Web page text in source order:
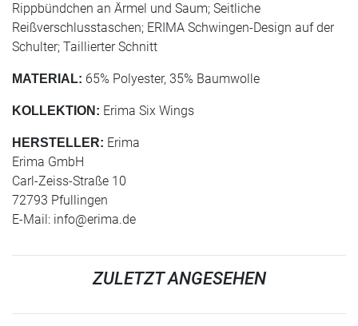
Rippbündchen an Ärmel und Saum; Seitliche
Reißverschlusstaschen; ERIMA Schwingen-Design auf der
Schulter; Taillierter Schnitt
MATERIAL: 65% Polyester, 35% Baumwolle
KOLLEKTION: Erima Six Wings
HERSTELLER: Erima
Erima GmbH
Carl-Zeiss-Straße 10
72793 Pfullingen
E-Mail: info@erima.de
ZULETZT ANGESEHEN